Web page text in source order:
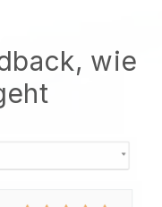
wie